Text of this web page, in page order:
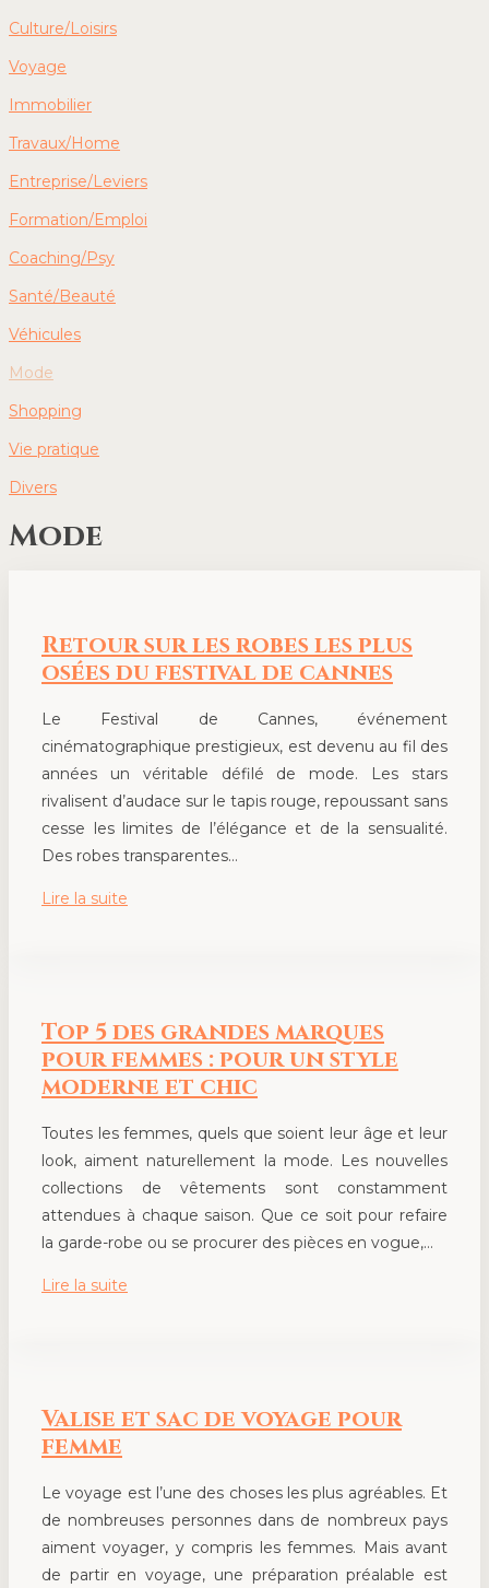
Culture/Loisirs
Voyage
Immobilier
Travaux/Home
Entreprise/Leviers
Formation/Emploi
Coaching/Psy
Santé/Beauté
Véhicules
Mode
Shopping
Vie pratique
Divers
Mode
Retour sur les robes les plus
osées du festival de cannes
Le Festival de Cannes, événement
cinématographique prestigieux, est devenu au fil des
années un véritable défilé de mode. Les stars
rivalisent d’audace sur le tapis rouge, repoussant sans
cesse les limites de l’élégance et de la sensualité.
Des robes transparentes…
Lire la suite
Top 5 des grandes marques
pour femmes : pour un style
moderne et chic
Toutes les femmes, quels que soient leur âge et leur
look, aiment naturellement la mode. Les nouvelles
collections de vêtements sont constamment
attendues à chaque saison. Que ce soit pour refaire
la garde-robe ou se procurer des pièces en vogue,…
Lire la suite
Valise et sac de voyage pour
femme
Le voyage est l’une des choses les plus agréables. Et
de nombreuses personnes dans de nombreux pays
aiment voyager, y compris les femmes. Mais avant
de partir en voyage, une préparation préalable est